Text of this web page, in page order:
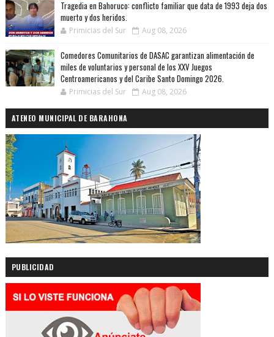
Tragedia en Bahoruco: conflicto familiar que data de 1993 deja dos
muerto y dos heridos.
Primicias del Sur Aug 08, 2026
Comedores Comunitarios de DASAC garantizan alimentación de
miles de voluntarios y personal de los XXV Juegos
Centroamericanos y del Caribe Santo Domingo 2026.
Primicias del Sur Aug 08, 2026
ATENEO MUNICIPAL DE BARAHONA
PUBLICIDAD